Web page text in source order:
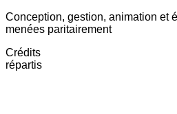
Conception, gestion, animation et
menées paritairement
Crédits
répartis